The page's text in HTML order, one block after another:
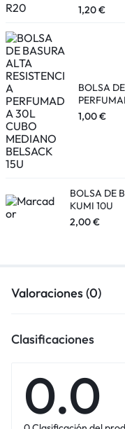
1,20€
BOLSA
1,00€
BOLSA DE
KUMI 10U
2,00€
Valoraciones (0)
Clasificaciones
0.0